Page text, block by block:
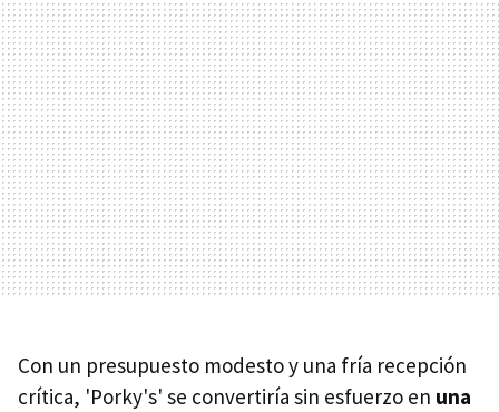
Con un presupuesto modesto y una fría recepción
crítica, 'Porky's' se convertiría sin esfuerzo en una